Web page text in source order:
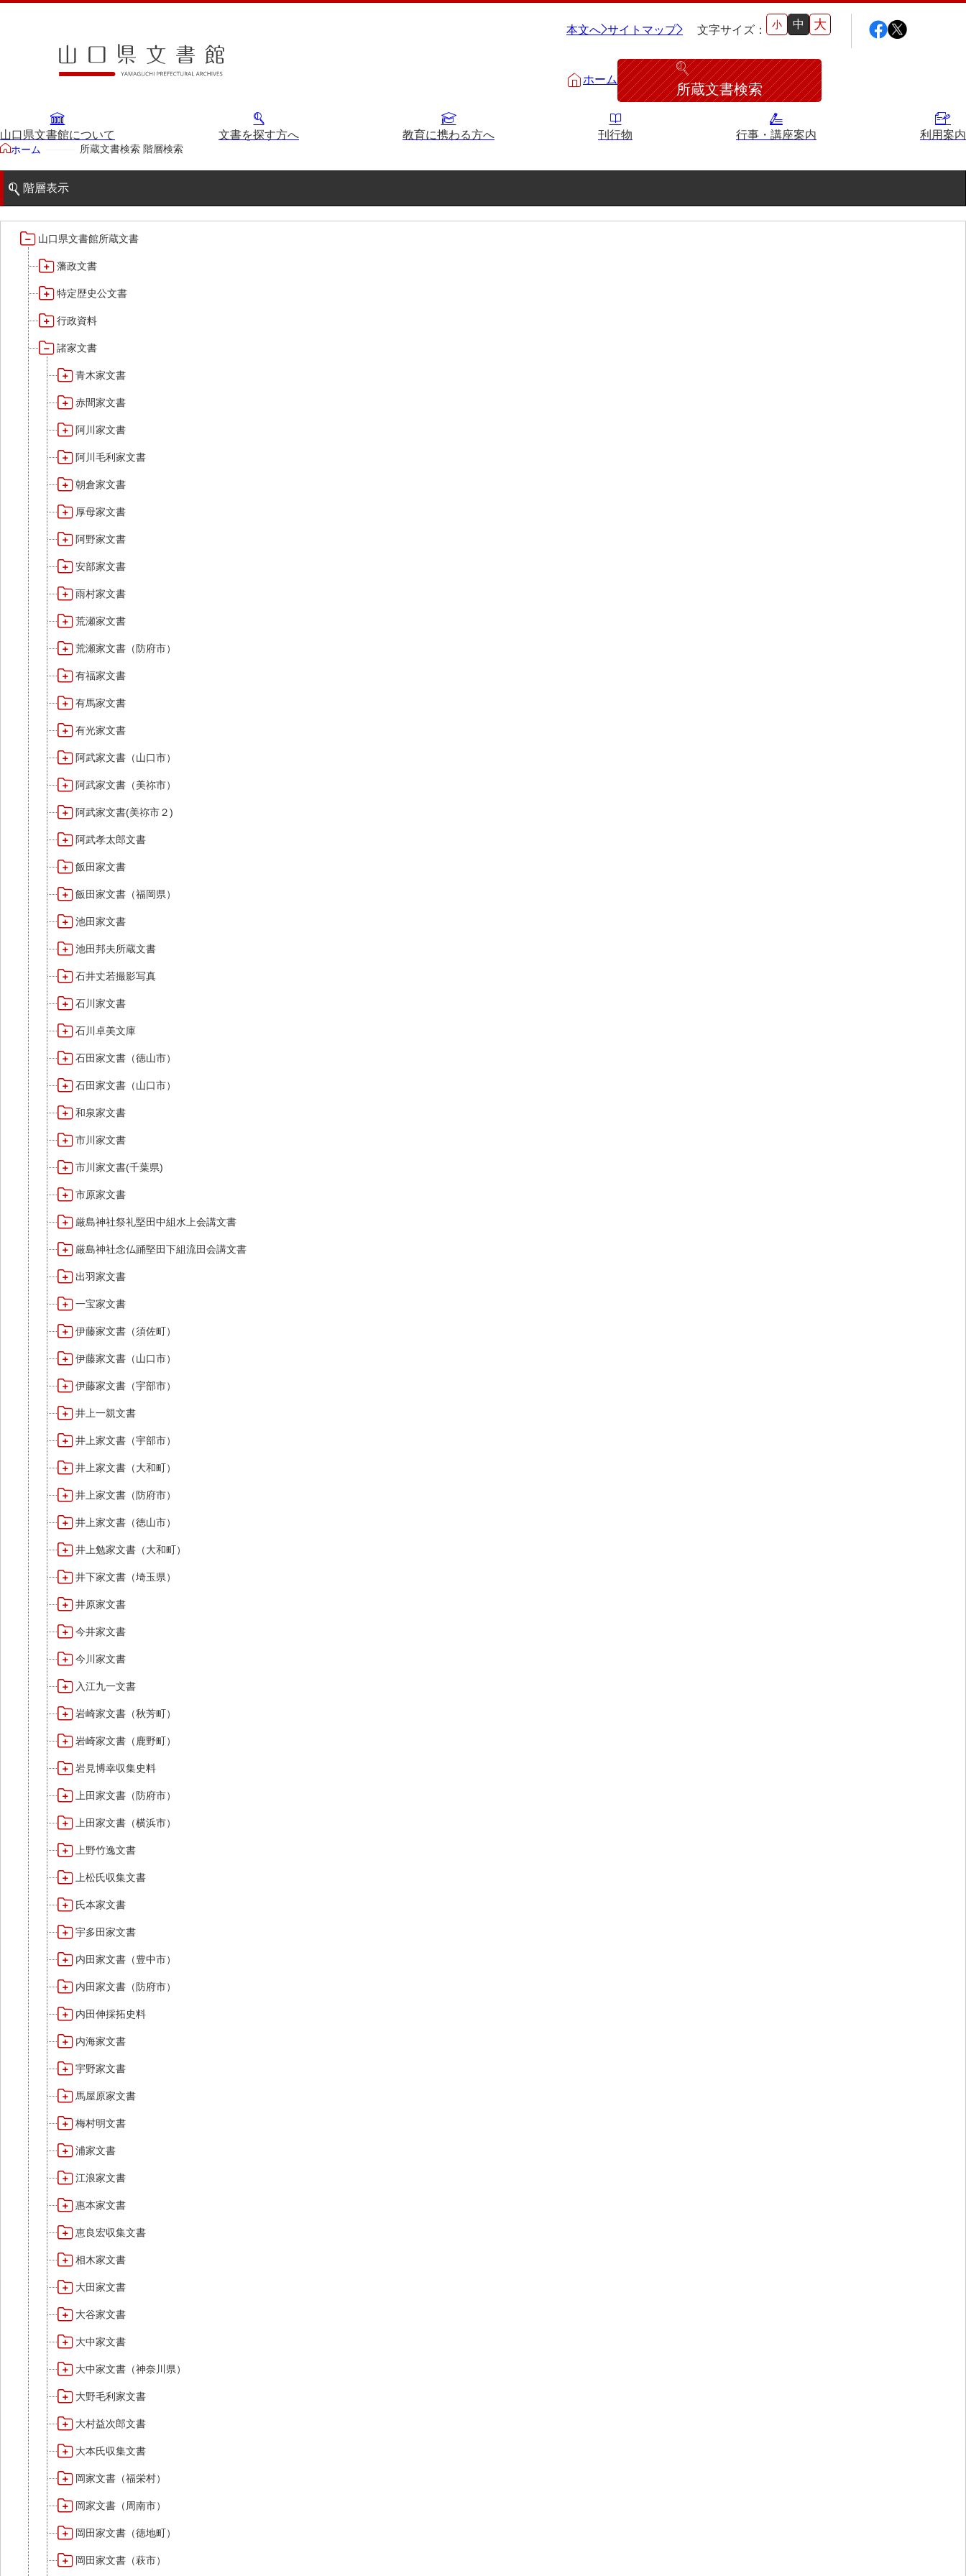
本文へ サイトマップ 文字サイズ： 小 中 大
ホーム
所蔵文書検索
山口県文書館について 文書を探す方へ 教育に携わる方へ 刊行物 行事・講座案内 利用案内
ホーム 所蔵文書検索 階層検索
階層表示
山口県文書館所蔵文書
藩政文書
特定歴史公文書
行政資料
諸家文書
青木家文書
赤間家文書
阿川家文書
阿川毛利家文書
朝倉家文書
厚母家文書
阿野家文書
安部家文書
雨村家文書
荒瀬家文書
荒瀬家文書（防府市）
有福家文書
有馬家文書
有光家文書
阿武家文書（山口市）
阿武家文書（美祢市）
阿武家文書(美祢市２)
阿武孝太郎文書
飯田家文書
飯田家文書（福岡県）
池田家文書
池田邦夫所蔵文書
石井丈若撮影写真
石川家文書
石川卓美文庫
石田家文書（徳山市）
石田家文書（山口市）
和泉家文書
市川家文書
市川家文書(千葉県)
市原家文書
厳島神社祭礼堅田中組水上会講文書
厳島神社念仏踊堅田下組流田会講文書
出羽家文書
一宝家文書
伊藤家文書（須佐町）
伊藤家文書（山口市）
伊藤家文書（宇部市）
井上一親文書
井上家文書（宇部市）
井上家文書（大和町）
井上家文書（防府市）
井上家文書（徳山市）
井上勉家文書（大和町）
井下家文書（埼玉県）
井原家文書
今井家文書
今川家文書
入江九一文書
岩崎家文書（秋芳町）
岩崎家文書（鹿野町）
岩見博幸収集史料
上田家文書（防府市）
上田家文書（横浜市）
上野竹逸文書
上松氏収集文書
氏本家文書
宇多田家文書
内田家文書（豊中市）
内田家文書（防府市）
内田伸採拓史料
内海家文書
宇野家文書
馬屋原家文書
梅村明文書
浦家文書
江浪家文書
惠本家文書
恵良宏収集文書
相木家文書
大田家文書
大谷家文書
大中家文書
大中家文書（神奈川県）
大野毛利家文書
大村益次郎文書
大本氏収集文書
岡家文書（福栄村）
岡家文書（周南市）
岡田家文書（徳地町）
岡田家文書（萩市）